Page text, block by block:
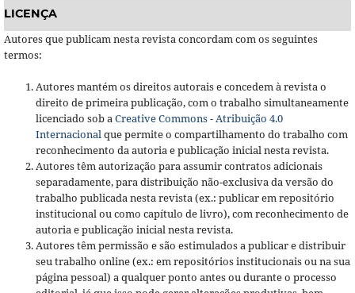
LICENÇA
Autores que publicam nesta revista concordam com os seguintes
termos:
Autores mantém os direitos autorais e concedem à revista o
direito de primeira publicação, com o trabalho simultaneamente
licenciado sob aCreative Commons - Atribuição 4.0
Internacionalque permite o compartilhamento do trabalho com
reconhecimento da autoria e publicação inicial nesta revista.
Autores têm autorização para assumir contratos adicionais
separadamente, para distribuição não-exclusiva da versão do
trabalho publicada nesta revista (ex.: publicar em repositório
institucional ou como capítulo de livro), com reconhecimento de
autoria e publicação inicial nesta revista.
Autores têm permissão e são estimulados a publicar e distribuir
seu trabalho online (ex.: em repositórios institucionais ou na sua
página pessoal) a qualquer ponto antes ou durante o processo